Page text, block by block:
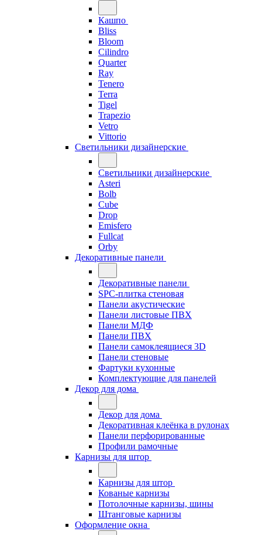
Кашпо
Bliss
Bloom
Cilindro
Quarter
Ray
Tenero
Terra
Tigel
Trapezio
Vetro
Vittorio
Светильники дизайнерские
Светильники дизайнерские
Asteri
Bolb
Cube
Drop
Emisfero
Fullcat
Orby
Декоративные панели
Декоративные панели
SPC-плитка стеновая
Панели акустические
Панели листовые ПВХ
Панели МДФ
Панели ПВХ
Панели самоклеящиеся 3D
Панели стеновые
Фартуки кухонные
Комплектующие для панелей
Декор для дома
Декор для дома
Декоративная клеёнка в рулонах
Панели перфорированные
Профили рамочные
Карнизы для штор
Карнизы для штор
Кованые карнизы
Потолочные карнизы, шины
Штанговые карнизы
Оформление окна